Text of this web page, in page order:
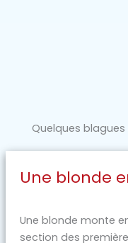
Quelques
Une blonde
Une blonde monte
section des